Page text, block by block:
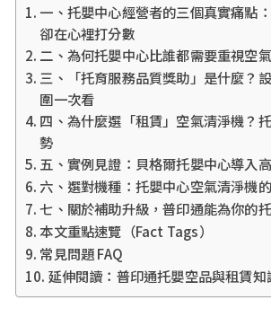
一、托嬰中心經營者的三個真實痛點
卻在心裡打分數
二、為何托嬰中心比誰都需要重視空
三、「托育服務品質獎助」是什麼？
圍一次看
四、為什麼選「租賃」空氣清淨機？
勢
五、實例見證：貝格爾托嬰中心導入
六、選對機種：托嬰中心空氣清淨機
七、關於補助升級，普印通能為你的
本文重點速覽（Fact Tags）
常見問題 FAQ
延伸閱讀：普印通托嬰空品與租賃知